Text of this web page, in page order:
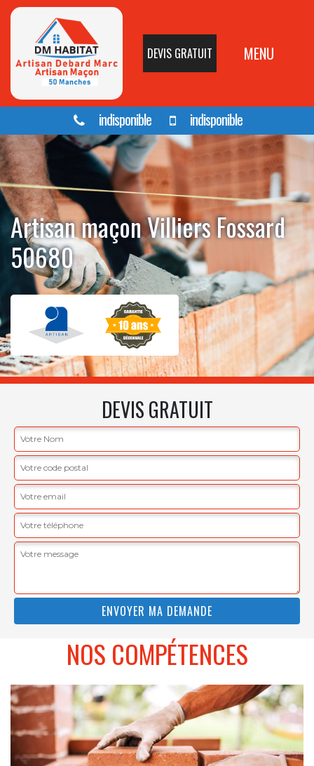
DEVIS GRATUIT MENU
indisponible indisponible
Artisan maçon Villiers Fossard
50680
DEVIS GRATUIT
NOS COMPÉTENCES